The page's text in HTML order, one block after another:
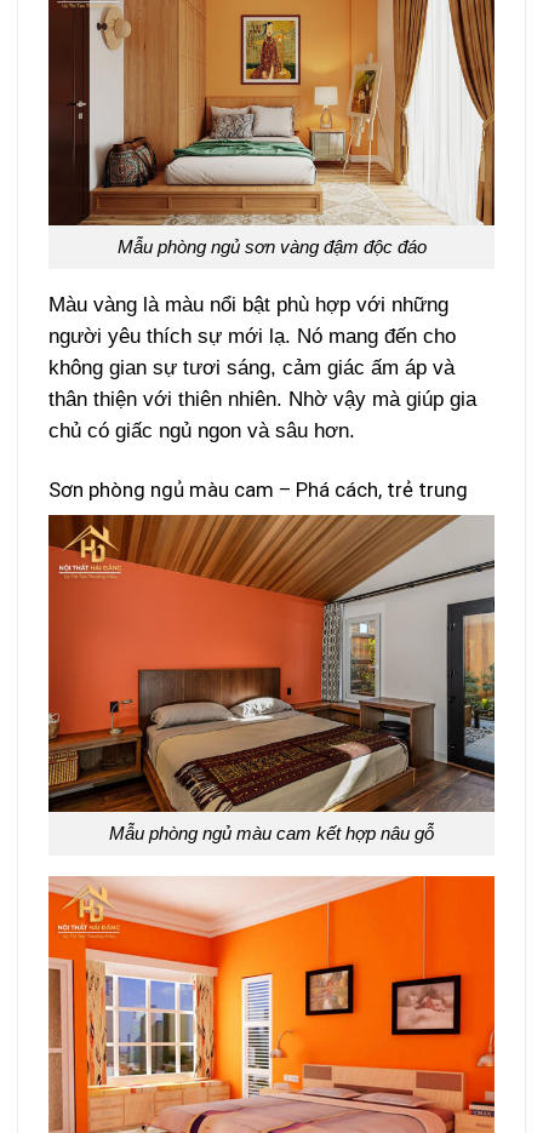
Mẫu phòng ngủ sơn vàng đậm độc đáo
Màu vàng là màu nổi bật phù hợp với những
người yêu thích sự mới lạ. Nó mang đến cho
không gian sự tươi sáng, cảm giác ấm áp và
thân thiện với thiên nhiên. Nhờ vậy mà giúp gia
chủ có giấc ngủ ngon và sâu hơn.
Sơn phòng ngủ màu cam – Phá cách, trẻ trung
Mẫu phòng ngủ màu cam kết hợp nâu gỗ